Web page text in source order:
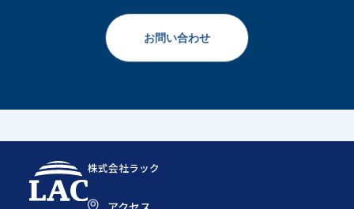
お問い合わせ
株式会社ラック